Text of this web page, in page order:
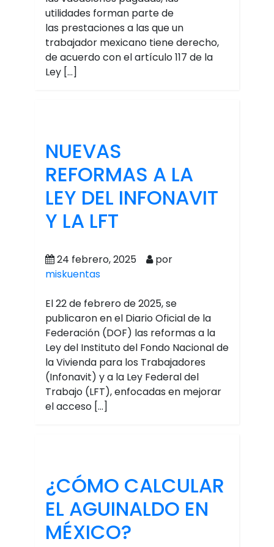
utilidades forman parte de
las prestaciones a las que un
trabajador mexicano tiene derecho,
de acuerdo con el artículo 117 de la
Ley […]
NUEVAS
REFORMAS A LA
LEY DEL INFONAVIT
Y LA LFT
24 febrero, 2025
por
miskuentas
El 22 de febrero de 2025, se
publicaron en el Diario Oficial de la
Federación (DOF) las reformas a la
Ley del Instituto del Fondo Nacional de
la Vivienda para los Trabajadores
(Infonavit) y a la Ley Federal del
Trabajo (LFT), enfocadas en mejorar
el acceso […]
¿CÓMO CALCULAR
EL AGUINALDO EN
MÉXICO?